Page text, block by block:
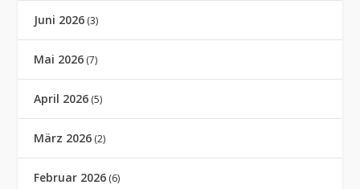
Juni 2026 (3)
Mai 2026 (7)
April 2026 (5)
März 2026 (2)
Februar 2026 (6)